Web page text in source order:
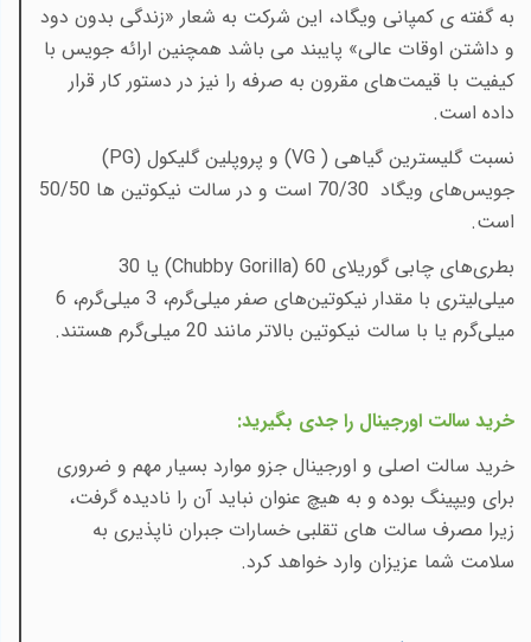
به گفته ی کمپانی ویگاد، این شرکت به شعار «زندگی بدون دود
و داشتن اوقات عالی» پایبند می باشد همچنین ارائه جویس با
کیفیت با قیمت‌های مقرون به صرفه را نیز در دستور کار قرار
داده است.
نسبت گلیسترین گیاهی ( VG) و پروپلین گلیکول (PG
)
جویس‌های ویگاد 70/30 است و در سالت نیکوتین ها 50/50
است.
بطری‌های چابی گوریلای(Chubby Gorilla) 60
یا 30
میلی‌لیتری با مقدار نیکوتین‌های صفر میلی‌گرم، 3 میلی‌گرم، 6
میلی‌گرم یا با سالت نیکوتین بالاتر مانند 20 میلی‌گرم هستند
.
خرید سالت اورجینال را جدی بگیرید:
خرید سالت اصلی و اورجینال جزو موارد بسیار مهم و ضروری
برای ویپینگ بوده و به هیچ عنوان نباید آن را نادیده گرفت،
زیرا مصرف سالت های تقلبی خسارات جبران ناپذیری به
سلامت شما عزیزان وارد خواهد کرد.